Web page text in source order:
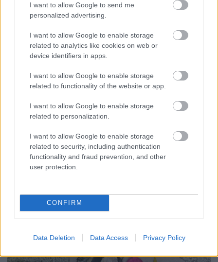
I want to allow Google to send me
personalized advertising.
I want to allow Google to enable storage
related to analytics like cookies on web or
device identifiers in apps.
I want to allow Google to enable storage
related to functionality of the website or app.
I want to allow Google to enable storage
related to personalization.
I want to allow Google to enable storage
related to security, including authentication
functionality and fraud prevention, and other
user protection.
CONFIRM
Data Deletion Data Access Privacy Policy
Pályázati felhívás „Zöld Óvoda”
„Címmegtartó Óvoda” és „Örökös
Zöld Óvoda" cím elnyerésére (2026)
Borsós Zsófia• 2026. április 07.
Az Energiaügyi Minisztérium és a
óvodák számára, amelynek keretében az
intézmények „Zöld Óvoda”, „Címmegtartó Zöld
Óvoda” és „Örökös Zöld Óvoda" minősítő címet
nyerhetnek el. Kép és szöveg forrása: Magyarországi
Zöld Óvodák Hálózatának honlapja